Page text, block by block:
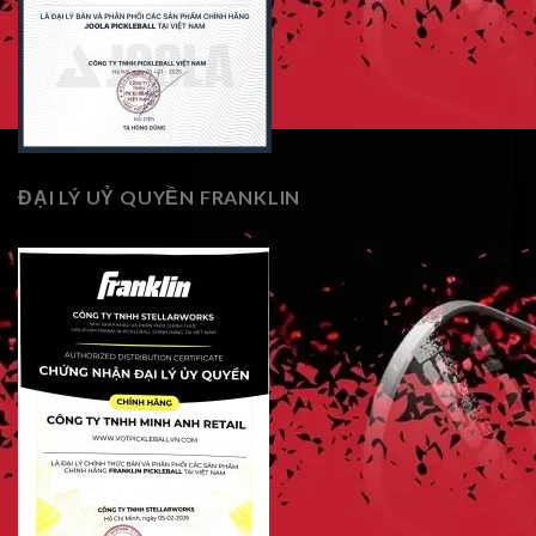
ĐẠI LÝ UỶ QUYỀN FRANKLIN